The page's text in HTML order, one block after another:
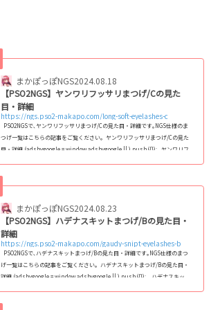
まかぽっぽNGS2024.08.18
【PSO2NGS】ヤンワリフッサリまつげ/Cの見た
目・詳細
https://ngs.pso2-makapo.com/long-soft-eyelashes-c
PSO2NGSで､ヤンワリフッサリまつげ/Cの見た目・詳細です｡NGS仕様のま
つげ一覧はこちらの記事をご覧ください｡ ヤンワリフッサリまつげ/Cの見た
目・詳細 (adsbygoogle = window.adsbygoogle || ).push({}); ヤンワリフ
います。 特徴 デザイン: 二重まぶたになるデザインで、上まつげには最低
限の跳ねがあります。これにより、可愛らしく...
まかぽっぽNGS2024.08.23
【PSO2NGS】ハデナスキットまつげ/Bの見た目・
詳細
https://ngs.pso2-makapo.com/gaudy-snipt-eyelashes-b
PSO2NGSで､ハデナスキットまつげ/Bの見た目・詳細です｡NGS仕様のまつ
げ一覧はこちらの記事をご覧ください｡ ハデナスキットまつげ/Bの見た目・
詳細 (adsbygoogle = window.adsbygoogle || ).push({}); ハデナスキッ